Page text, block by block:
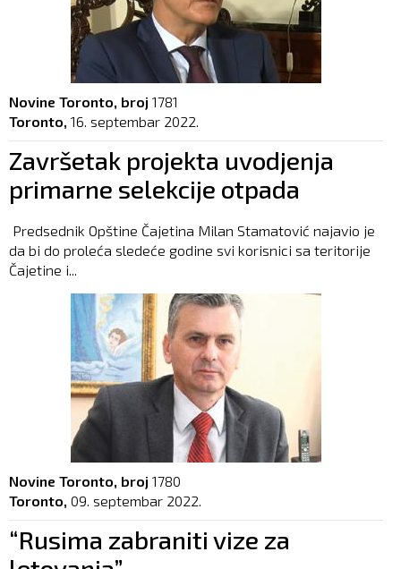
Novine Toronto, broj 1781
Toronto, 16. septembar 2022.
Završetak projekta uvodjenja
primarne selekcije otpada
Predsednik Opštine Čajetina Milan Stamatović najavio je
da bi do proleća sledeće godine svi korisnici sa teritorije
Čajetine i...
Novine Toronto, broj 1780
Toronto, 09. septembar 2022.
“Rusima zabraniti vize za